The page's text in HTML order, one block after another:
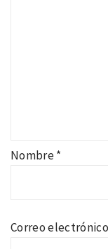
Nombre*
Correo electrónico